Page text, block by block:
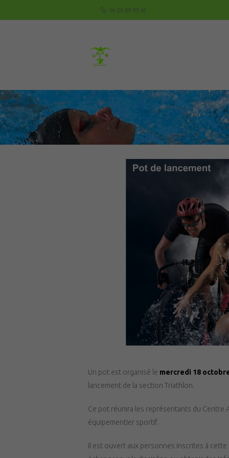
06 20 89 93 42
Un pot est organisé le mercredi 18
lancement de la section Triathlon.
Ce pot réunira les représentants du Centre
équipementier sportif.
Il est ouvert aux personnes inscrites à